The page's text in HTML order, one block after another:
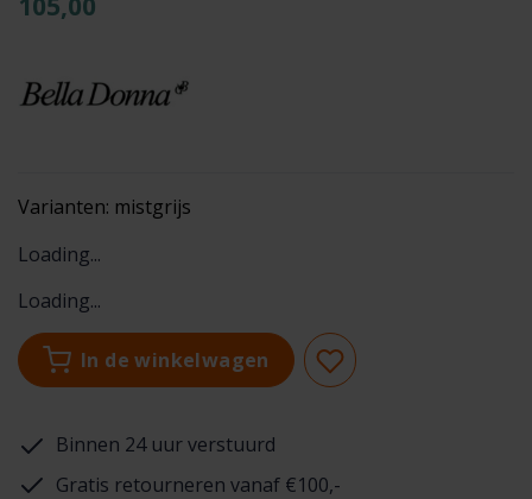
Varianten: mistgrijs
Loading...
Loading...
In de winkelwagen
Binnen 24 uur verstuurd
Gratis retourneren vanaf €100,-